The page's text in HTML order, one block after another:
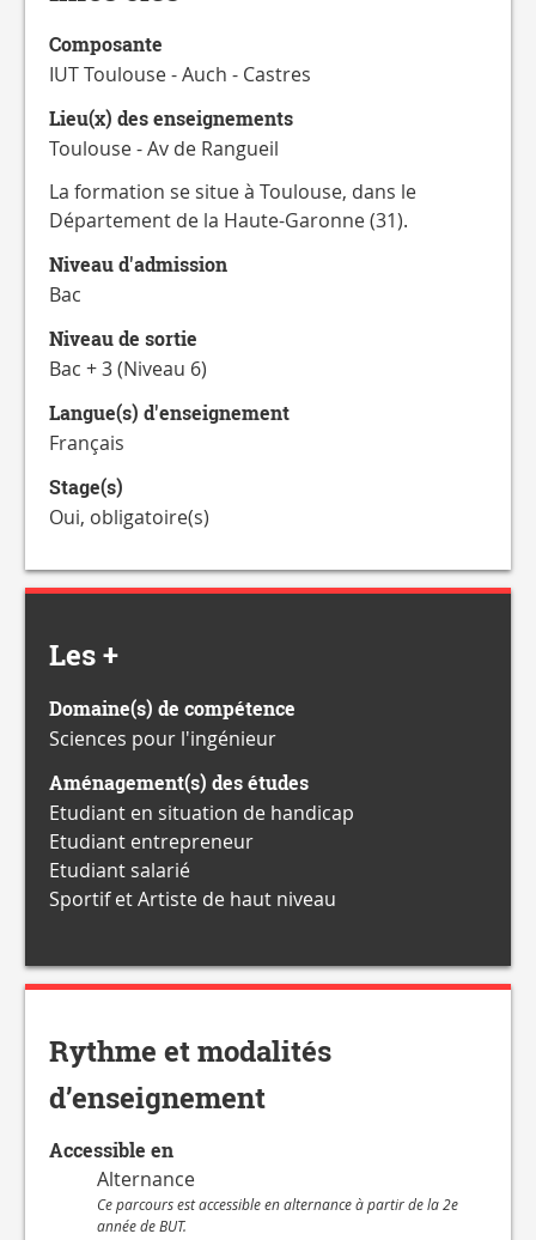
Composante
IUT Toulouse - Auch - Castres
Lieu(x) des enseignements
Toulouse - Av de Rangueil
La formation se situe à Toulouse, dans le
Département de la Haute-Garonne (31).
Niveau d'admission
Bac
Niveau de sortie
Bac + 3 (Niveau 6)
Langue(s) d'enseignement
Français
Stage(s)
Oui, obligatoire(s)
Les +
Domaine(s) de compétence
Sciences pour l'ingénieur
Aménagement(s) des études
Etudiant en situation de handicap
Etudiant entrepreneur
Etudiant salarié
Sportif et Artiste de haut niveau
Rythme et modalités
d’enseignement
Accessible en
Alternance
Ce parcours est accessible en alternance à partir de la 2e
année de BUT.